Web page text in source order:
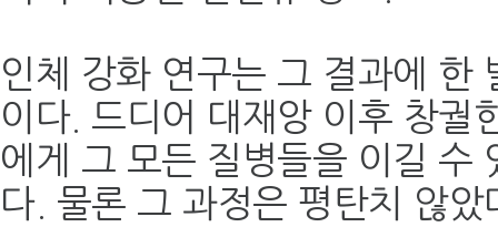
인체 강화 연구는 그 결과에 한
이다. 드디어 대재앙 이후 창궐
에게 그 모든 질병들을 이길 수
다. 물론 그 과정은 평탄치 않